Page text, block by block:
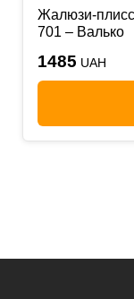
Жалюзи-
701 – Валько
1485 UAH